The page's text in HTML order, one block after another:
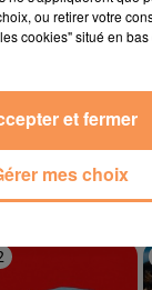
Okay
ou retirer votre
cookies" situé en
mes choix
et fermer